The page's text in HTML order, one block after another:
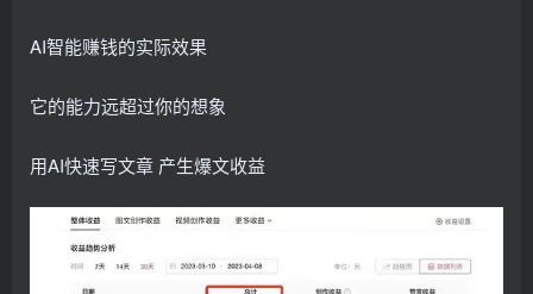
AI智能赚钱的实际效果
它的能力远超过你的想象
用AI快速写文章 产生爆文收益